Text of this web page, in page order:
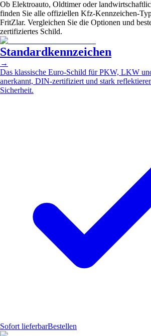
Ob Elektroauto, Oldtimer oder
finden Sie alle offiziellen Kfz-Kennzeichen-
FritZlar. Vergleichen Sie die Optionen und
zertifiziertes Schild.
Standardkennzeichen
→
Das klassische Euro-Schild für PKW, LKW
anerkannt, DIN-zertifiziert und stark
Sicherheit.
Sofort lieferbarBestellen